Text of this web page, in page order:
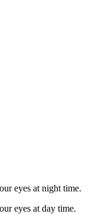
eyes at night time.
eyes at day time.